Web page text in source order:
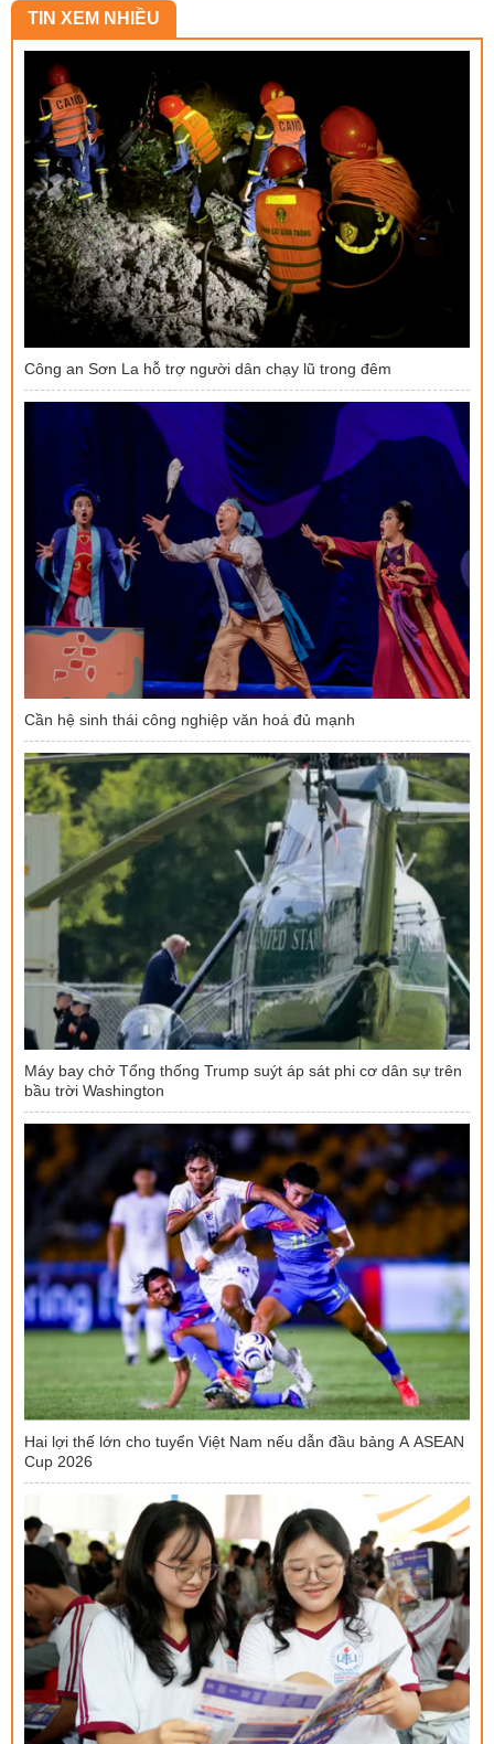
TIN XEM NHIỀU
Công an Sơn La hỗ trợ người dân chạy lũ trong đêm
Cần hệ sinh thái công nghiệp văn hoá đủ mạnh
Máy bay chở Tổng thống Trump suýt áp sát phi cơ dân sự trên
bầu trời Washington
Hai lợi thế lớn cho tuyển Việt Nam nếu dẫn đầu bảng A ASEAN
Cup 2026